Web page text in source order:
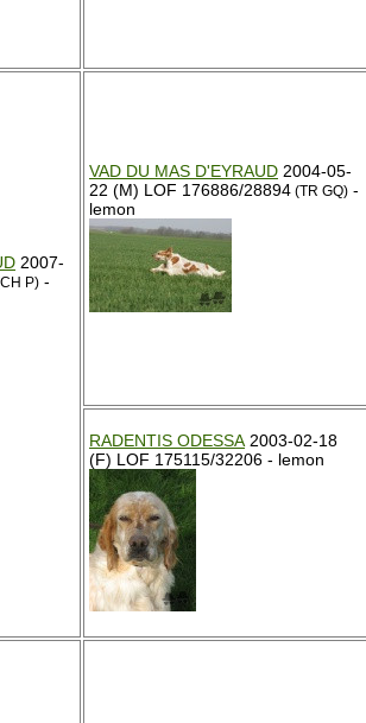
2007-
P) -
VAD DU MAS D'EYRAUD 2004-05-
22 (M) LOF 176886/28894 (TR GQ) -
lemon
RADENTIS ODESSA 2003-02-18
(F) LOF 175115/32206 - lemon